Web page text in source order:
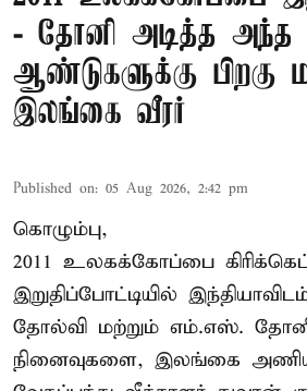
- தோனி அடித்த அந்த
ஆண்டுகளுக்கு பிறகு
இலங்கை வீரர்
Published on: 05 Aug 2026, 2:42 pm
கொழும்பு,
2011 உலகக்கோப்பை
இறுதிப்போட்டியில்
தோல்வி மற்றும் எம்.எஸ். தோனி
நினைவுகளை, இலங்கை